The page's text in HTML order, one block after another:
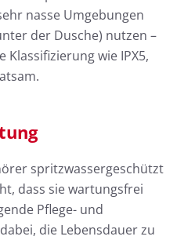
nasse Umgebungen
der Dusche) nutzen –
Klassifizierung wie IPX5,
spritzwassergeschützt
dass sie wartungsfrei
Pflege- und
die Lebensdauer zu